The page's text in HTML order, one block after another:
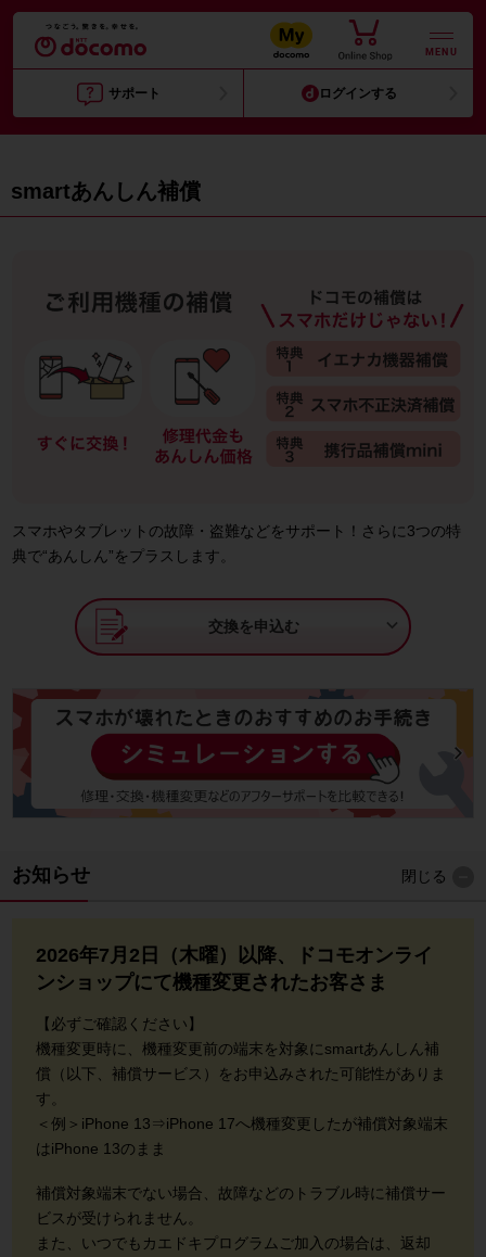
MENU
サポート ログインする
smartあんしん補償
スマホやタブレットの故障・盗難などをサポート！さらに3つの特
典で“あんしん”をプラスします。
交換を申込む 
お知らせ 閉じる
2026年7月2日（木曜）以降、ドコモオンライ
ンショップにて機種変更されたお客さま
【必ずご確認ください】
機種変更時に、機種変更前の端末を対象にsmartあんしん補
償（以下、補償サービス）をお申込みされた可能性がありま
す。
＜例＞iPhone 13⇒iPhone 17へ機種変更したが補償対象端末
はiPhone 13のまま
補償対象端末でない場合、故障などのトラブル時に補償サー
ビスが受けられません。
また、いつでもカエドキプログラムご加入の場合は、返却